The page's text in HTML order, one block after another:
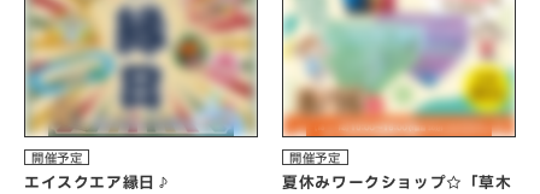
開催予定
エイスクエア縁日♪
開催予定
夏休みワークショップ☆「草木